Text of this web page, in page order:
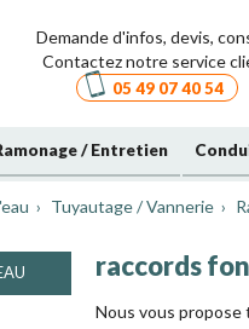
Demande d'infos, devis,
Contactez notre service
05 49 07 40 54
/ Entretien
Tuyautage / Vannerie
raccords
Nous vous propose